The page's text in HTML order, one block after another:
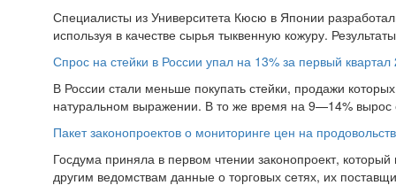
Специалисты из Университета Кюсю в Японии
используя в качестве сырья тыквенную кожуру.
Спрос на стейки в России упал на 13% за первый квартал
В России стали меньше покупать стейки, продажи
натуральном выражении. В то же время на 9—14%
Пакет законопроектов о мониторинге цен на
Госдума приняла в первом чтении законопроект,
другим ведомствам данные о торговых сетях, их